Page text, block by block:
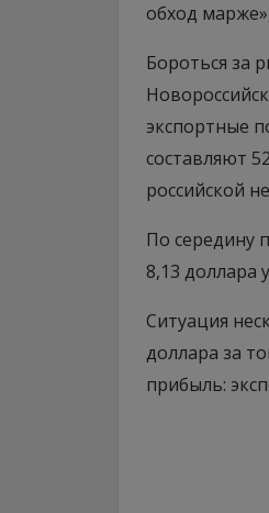
обход
Бороться за
экспортные
составляют
российской
По середину
8,13 доллара
Ситуация
доллара за
прибыль: